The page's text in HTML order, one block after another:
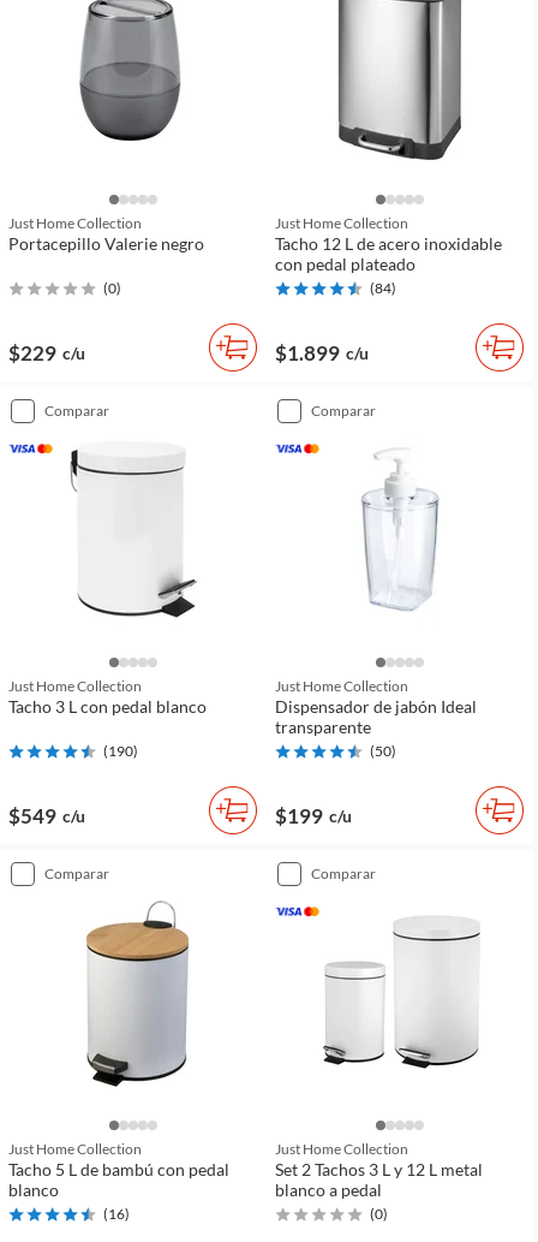
Just Home Collection
Portacepillo Valerie negro
(0)
$229 c/u
Just Home Collection
Tacho 12 L de acero inoxidable
con pedal plateado
(84)
$1.899 c/u
comparar
Just Home Collection
Tacho 3 L con pedal blanco
(190)
$549 c/u
comparar
Just Home Collection
Dispensador de jabón Ideal
transparente
(50)
$199 c/u
comparar
Just Home Collection
Tacho 5 L de bambú con pedal
blanco
(16)
comparar
Just Home Collection
Set 2 Tachos 3 L y 12 L metal
blanco a pedal
(0)